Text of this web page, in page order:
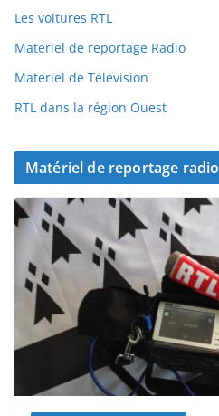
Les voitures RTL
Materiel de reportage Radio
Materiel de Télévision
RTL dans la région Ouest
Matériel de reportage radio